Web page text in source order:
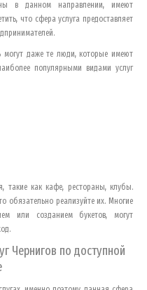
в данном направлении, имеют
что сфера услуга предоставляет
могут даже те люди, которые имеют
популярными видами услуг
такие как кафе, рестораны, клубы.
обязательно реализуйте их. Многие
или созданием букетов, могут
Чернигов по доступной